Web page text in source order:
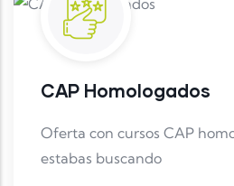
CAP Homologados
Oferta con cursos CAP
estabas buscando